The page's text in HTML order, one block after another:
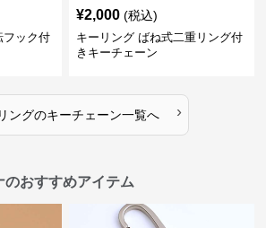
フック付
¥2,000 (税込)
キーリング ばね式二重リング付
きキーチェーン
ングのキーチェーン一覧へ ›
のおすすめアイテム